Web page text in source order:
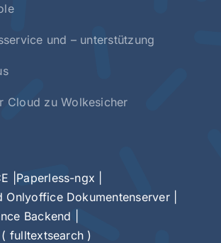
und – unterstützung
Cloud zu Wolkesicher
| Paperless-ngx |
Onlyoffice Dokumentenserver |
Backend |
fulltextsearch )